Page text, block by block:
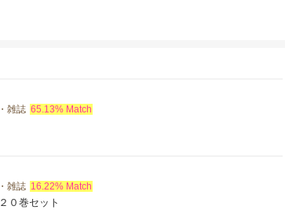
雑誌 65.13% Match
雑誌 16.22% Match
０巻セット